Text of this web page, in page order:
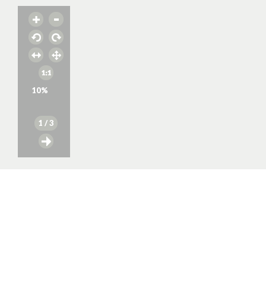
10%
1 / 3